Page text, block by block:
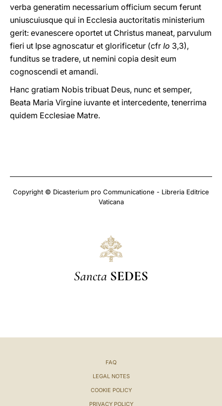
verba generatim necessarium officium secum ferunt
uniuscuiusque qui in Ecclesia auctoritatis ministerium
gerit: evanescere oportet ut Christus maneat, parvulum
fieri ut Ipse agnoscatur et glorificetur (cfr Io 3,3),
funditus se tradere, ut nemini copia desit eum
cognoscendi et amandi.
Hanc gratiam Nobis tribuat Deus, nunc et semper,
Beata Maria Virgine iuvante et intercedente, tenerrima
quidem Ecclesiae Matre.
Copyright © Dicasterium pro Communicatione - Libreria Editrice
Vaticana
Sancta SEDES
FAQ
LEGAL NOTES
COOKIE POLICY
PRIVACY POLICY